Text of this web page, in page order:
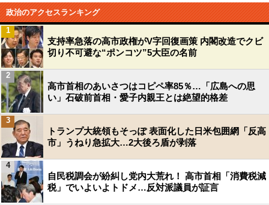
政治のアクセスランキング
支持率急落の高市政権がV字回復画策 内閣改造でクビ
切り不可避な“ポンコツ”5大臣の名前
1
高市首相のあいさつはコピペ率85％…「広島への思
い」石破前首相・愛子内親王とは絶望的格差
2
トランプ大統領もそっぽ 表面化した日米包囲網「反高
市」うねり急拡大…2大後ろ盾が剥落
3
自民税調会が紛糾し党内大荒れ！ 高市首相「消費税減
税」でいよいよトドメ…反対派議員が証言
4